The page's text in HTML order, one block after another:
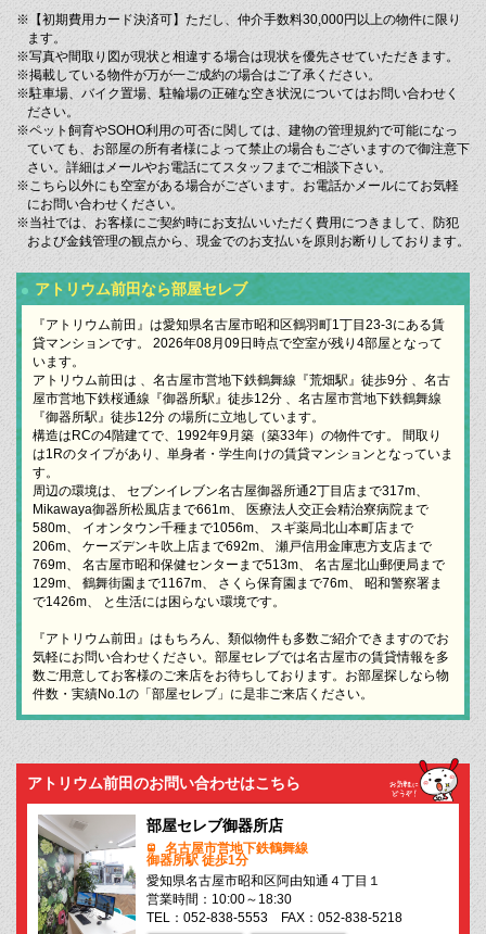
※【初期費用カード決済可】ただし、仲介手数料30,000円以上の物件に限り
ます。
※写真や間取り図が現状と相違する場合は現状を優先させていただきます。
※掲載している物件が万が一ご成約の場合はご了承ください。
※駐車場、バイク置場、駐輪場の正確な空き状況についてはお問い合わせく
ださい。
※ペット飼育やSOHO利用の可否に関しては、建物の管理規約で可能になっ
ていても、お部屋の所有者様によって禁止の場合もございますので御注意下
さい。詳細はメールやお電話にてスタッフまでご相談下さい。
※こちら以外にも空室がある場合がございます。お電話かメールにてお気軽
にお問い合わせください。
※当社では、お客様にご契約時にお支払いいただく費用につきまして、防犯
および金銭管理の観点から、現金でのお支払いを原則お断りしております。
アトリウム前田なら部屋セレブ
『アトリウム前田』は愛知県名古屋市昭和区鶴羽町1丁目23-3にある賃
貸マンションです。 2026年08月09日時点で空室が残り4部屋となって
います。
アトリウム前田は 、名古屋市営地下鉄鶴舞線『荒畑駅』徒歩9分 、名古
屋市営地下鉄桜通線『御器所駅』徒歩12分 、名古屋市営地下鉄鶴舞線
『御器所駅』徒歩12分 の場所に立地しています。
構造はRCの4階建てで、1992年9月築（築33年）の物件です。 間取り
は1Rのタイプがあり、単身者・学生向けの賃貸マンションとなっていま
す。
周辺の環境は、 セブンイレブン名古屋御器所通2丁目店まで317m、
Mikawaya御器所松風店まで661m、 医療法人交正会精治寮病院まで
580m、 イオンタウン千種まで1056m、 スギ薬局北山本町店まで
206m、 ケーズデンキ吹上店まで692m、 瀬戸信用金庫恵方支店まで
769m、 名古屋市昭和保健センターまで513m、 名古屋北山郵便局まで
129m、 鶴舞街園まで1167m、 さくら保育園まで76m、 昭和警察署ま
で1426m、 と生活には困らない環境です。
『アトリウム前田』はもちろん、類似物件も多数ご紹介できますのでお
気軽にお問い合わせください。部屋セレブでは名古屋市の賃貸情報を多
数ご用意してお客様のご来店をお待ちしております。お部屋探しなら物
件数・実績No.1の「部屋セレブ」に是非ご来店ください。
アトリウム前田のお問い合わせはこちら
部屋セレブ御器所店
名古屋市営地下鉄鶴舞線
御器所駅 徒歩1分
愛知県名古屋市昭和区阿由知通４丁目１
営業時間：10:00～18:30
TEL：052-838-5553 FAX：052-838-5218